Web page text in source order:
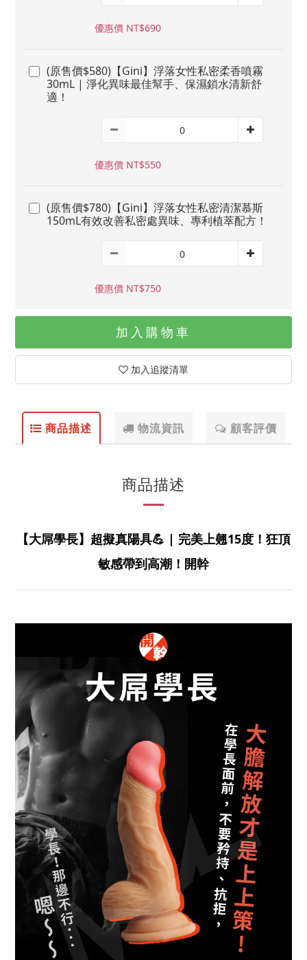
優惠價 NT$690
(原售價$580)【Gini】浮落女性私密柔香噴霧
30mL | 淨化異味最佳幫手、保濕鎖水清新舒
適！
優惠價 NT$550
(原售價$780)【Gini】浮落女性私密清潔慕斯
150mL有效改善私密處異味、專利植萃配方！
優惠價 NT$750
加入購物車
加入追蹤清單
商品描述 物流資訊 顧客評價
商品描述
【大屌學長】超擬真陽具💪 | 完美上翹15度！狂頂
敏感帶到高潮！開幹